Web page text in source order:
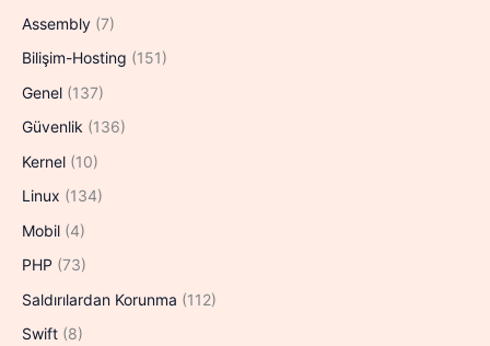
Assembly (7)
Bilişim-Hosting (151)
Genel (137)
Güvenlik (136)
Kernel (10)
Linux (134)
Mobil (4)
PHP (73)
Saldırılardan Korunma (112)
Swift (8)